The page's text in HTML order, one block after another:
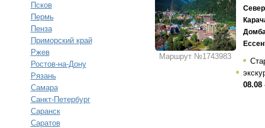
Псков
Пермь
Пенза
Приморский край
Ржев
Ростов-на-Дону
Рязань
Самара
Санкт-Петербург
Саранск
Саратов
Маршрут №1743983
08.08